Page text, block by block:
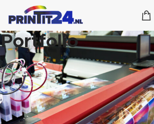
Portfolio